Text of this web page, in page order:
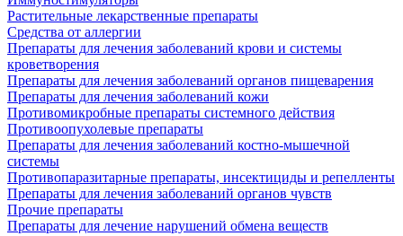
Растительные лекарственные препараты
Средства от аллергии
Препараты для лечения заболеваний крови и системы
кроветворения
Препараты для лечения заболеваний органов пищеварения
Препараты для лечения заболеваний кожи
Противомикробные препараты системного действия
Противоопухолевые препараты
Препараты для лечения заболеваний костно-мышечной
системы
Противопаразитарные препараты, инсектициды и репелленты
Препараты для лечения заболеваний органов чувств
Прочие препараты
Препараты для лечение нарушений обмена веществ